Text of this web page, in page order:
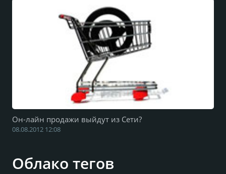
Он-лайн продажи выйдут из Сети?
08.08.2012 12:08
Облако тегов